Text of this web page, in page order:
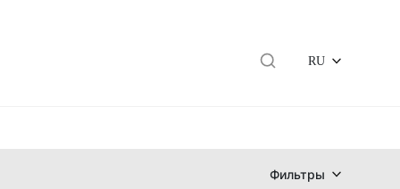
RU
Фильтры